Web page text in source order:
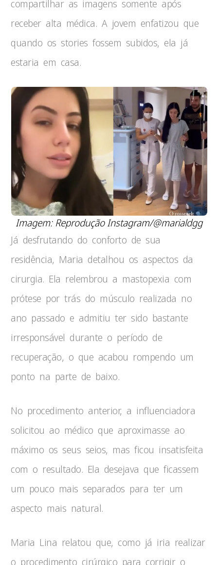
compartilhar as imagens somente após
receber alta médica. A jovem enfatizou que
quando os stories fossem subidos, ela já
estaria em casa.
Imagem: Reprodução Instagram/@marialdgg
Já desfrutando do conforto de sua
residência, Maria detalhou os aspectos da
cirurgia. Ela relembrou a mastopexia com
prótese por trás do músculo realizada no
ano passado e admitiu ter sido bastante
irresponsável durante o período de
recuperação, o que acabou rompendo um
ponto na parte de baixo.
No procedimento anterior, a influenciadora
solicitou ao médico que aproximasse ao
máximo os seus seios, mas ficou insatisfeita
com o resultado. Ela desejava que ficassem
um pouco mais separados para ter um
aspecto mais natural.
Maria Lina relatou que, como já iria realizar
o procedimento cirúrgico para corrigir o